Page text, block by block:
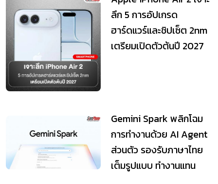
ลึก 5 การอัปเกรด
ฮาร์ดแวร์และชิปเซ็ต 2nm
เตรียมเปิดตัวต้นปี 2027
Gemini Spark พลิกโฉม
การทำงานด้วย AI Agent
ส่วนตัว รองรับภาษาไทย
เต็มรูปแบบ ทำงานแทน